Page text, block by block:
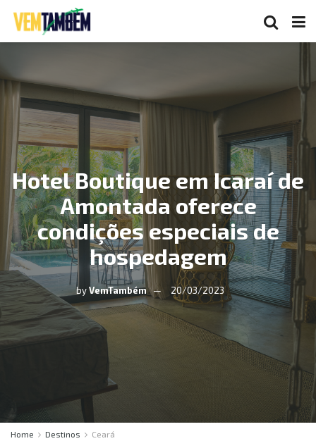
Hotel Boutique em Icaraí de
Amontada oferece
condições especiais de
hospedagem
byVemTambém 20/03/2023
Home Destinos Ceará